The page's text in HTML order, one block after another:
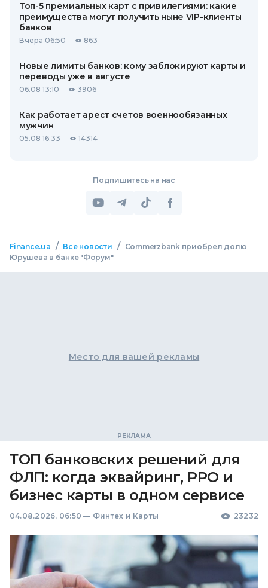
Топ-5 премиальных карт с привилегиями: какие
преимущества могут получить ныне VIP-клиенты
банков
Вчера 06:50 863
Новые лимиты банков: кому заблокируют карты и
переводы уже в августе
06.08 13:10 3906
Как работает арест счетов военнообязанных
мужчин
05.08 16:33 14314
Подпишитесь на нас
Finance.ua / Все новости /
Commerzbank приобрел долю
Юрушева в банке "Форум"
Место для вашей рекламы
ТОП банковских решений для
ФЛП: когда эквайринг, РРО и
бизнес карты в одном сервисе
04.08.2026, 06:50 — Финтех и Карты 23232